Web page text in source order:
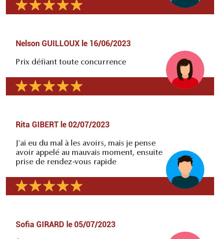
Nelson GUILLOUX le 16/06/2023
Prix défiant toute concurrence
Rita GIBERT le 02/07/2023
J'ai eu du mal à les avoirs, mais je pense
avoir appelé au mauvais moment, ensuite
prise de rendez-vous rapide
Sofia GIRARD le 05/07/2023